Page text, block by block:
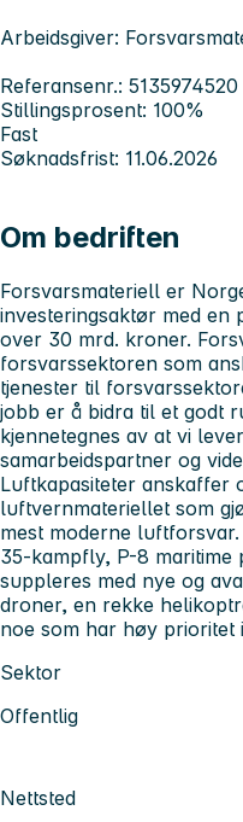
Arbeidsgiver:
Referansenr.: 5135974520
Stillingsprosent: 100%
Fast
Søknadsfrist: 11.06.2026
Om bedriften
Forsvarsmateriell er
investeringsaktør med en
over 30 mrd. kroner.
forsvarssektoren som
tjenester til
jobb er å bidra til et godt
kjennetegnes av at vi
samarbeidspartner og
Luftkapasiteter
luftvernmateriellet som
mest moderne
35-kampfly, P-8
suppleres med nye og
droner, en rekke
noe som har høy prioritet
Sektor
Offentlig
Nettsted